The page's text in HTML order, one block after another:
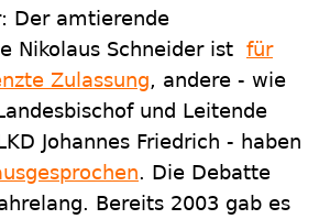
Der amtierende
Nikolaus Schneider ist für
Zulassung, andere - wie
und Leitende
Johannes Friedrich - haben
. Die Debatte
Bereits 2003 gab es